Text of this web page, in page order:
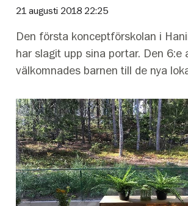
21 augusti 2018 22:25
Den första konceptförskolan i
har slagit upp sina portar. Den 6:e
välkomnades barnen till de nya